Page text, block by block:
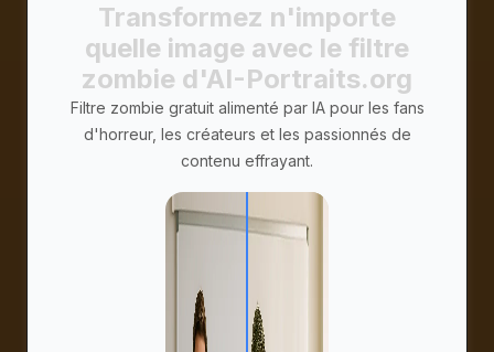
Transformez n'importe
quelle image avec le filtre
zombie d'AI-Portraits.org
Filtre zombie gratuit alimenté par IA pour les fans
d'horreur, les créateurs et les passionnés de
contenu effrayant.